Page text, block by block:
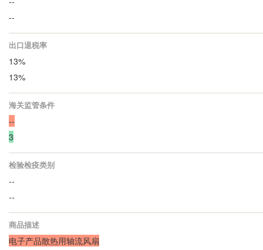
--
出口退税率
13%
13%
海关监管条件
--
3
检验检疫类别
--
--
商品描述
电子产品散热用轴流风扇